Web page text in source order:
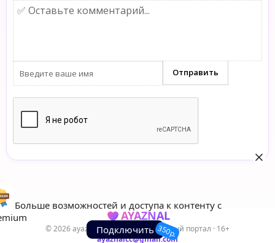
Больше возможностей и доступа к контенту с
Подключить 350р.
AYAZNAL
© 2026 ayaznal.cc — Развлекательный портал · 16+
ayaznalcc@gmail.com